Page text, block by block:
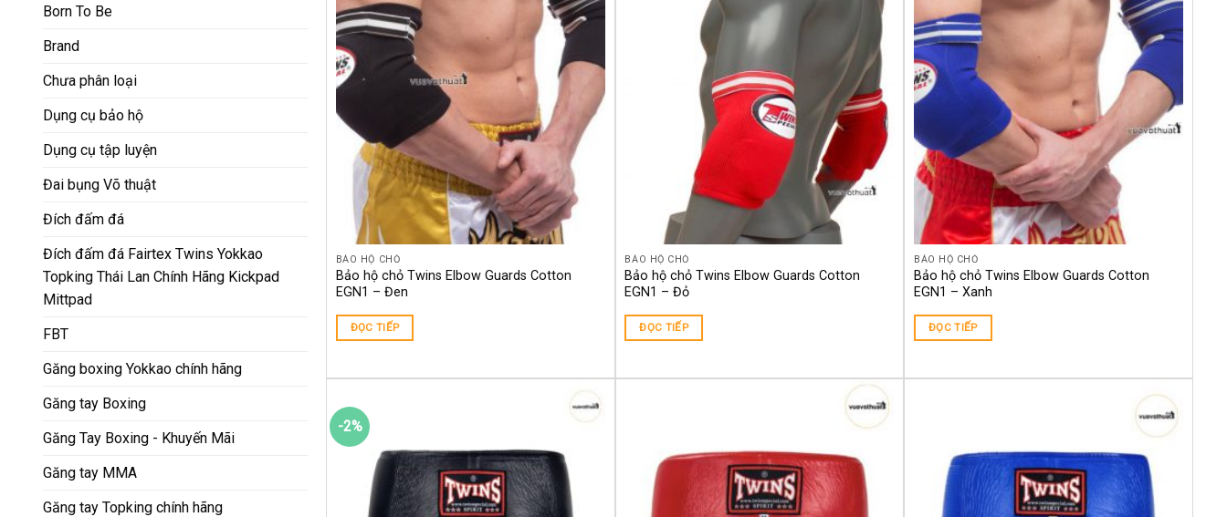
Born To Be
Brand
Chưa phân loại
Dụng cụ bảo hộ
Dụng cụ tập luyện
Đai bụng Võ thuật
Đích đấm đá
Đích đấm đá Fairtex Twins Yokkao
Topking Thái Lan Chính Hãng Kickpad
Mittpad
FBT
Găng boxing Yokkao chính hãng
Găng tay Boxing
Găng Tay Boxing - Khuyến Mãi
Găng tay MMA
Găng tay Topking chính hãng
BẢO HỘ CHỎ
Bảo hộ chỏ Twins Elbow Guards Cotton
EGN1 – Đen
ĐỌC TIẾP
BẢO HỘ CHỎ
Bảo hộ chỏ Twins Elbow Guards Cotton
EGN1 – Đỏ
ĐỌC TIẾP
BẢO HỘ CHỎ
Bảo hộ chỏ Twins Elbow Guards Cotton
EGN1 – Xanh
ĐỌC TIẾP
-2%
Yêu